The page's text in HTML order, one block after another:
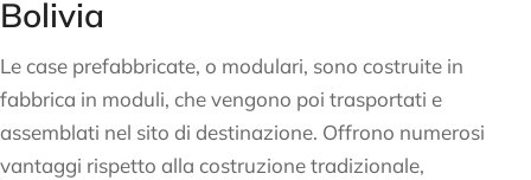
Bolivia
Le case prefabbricate, o modulari, sono costruite in
fabbrica in moduli, che vengono poi trasportati e
assemblati nel sito di destinazione. Offrono numerosi
vantaggi rispetto alla costruzione tradizionale,